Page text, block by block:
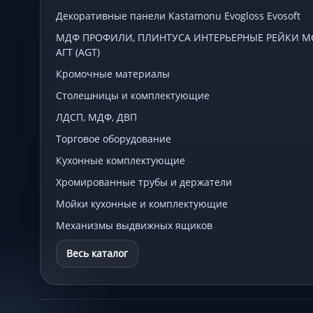
Декоративные панели Kastamonu Evogloss Evosoft
МДФ ПРОФИЛИ, ПЛИНТУСА ИНТЕРЬЕРНЫЕ РЕЙКИ
АГТ (AGT)
Кромочные материалы
Столешницы и комплектующие
ЛДСП, МДФ, ДВП
Торговое оборудование
Кухонные комплектующие
Хромированные трубы и держатели
Мойки кухонные и комплектующие
Механизмы выдвижных ящиков
Весь каталог